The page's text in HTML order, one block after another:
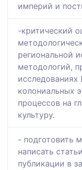
империй и
-критический
региональной
методологий,
исследованиях
колониальных
процессов на
культуру.
- подготовить
написать
публикации в